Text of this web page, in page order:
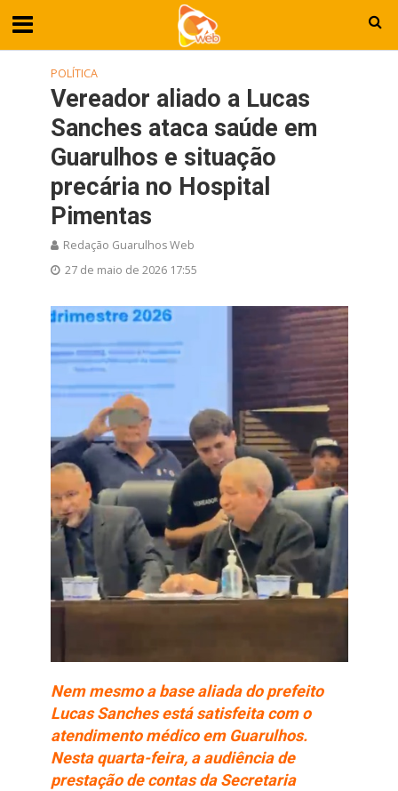
POLÍTICA
Vereador aliado a Lucas
Sanches ataca saúde em
Guarulhos e situação
precária no Hospital
Pimentas
Redação Guarulhos Web
27 de maio de 2026 17:55
Nem mesmo a base aliada do prefeito
Lucas Sanches está satisfeita com o
atendimento médico em Guarulhos.
Nesta quarta-feira, a audiência de
prestação de contas da Secretaria